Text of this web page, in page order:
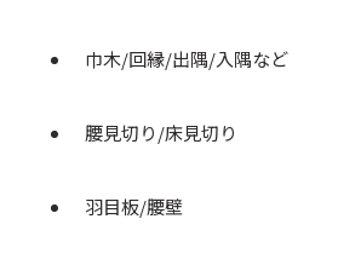
巾木/回縁/出隅/入隅など
腰見切り/床見切り
羽目板/腰壁